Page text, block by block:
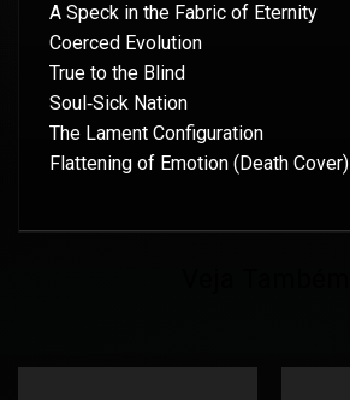
A Speck in the Fabric of Eternity
Coerced Evolution
True to the Blind
Soul‐Sick Nation
The Lament Configuration
Flattening of Emotion (Death Cover)